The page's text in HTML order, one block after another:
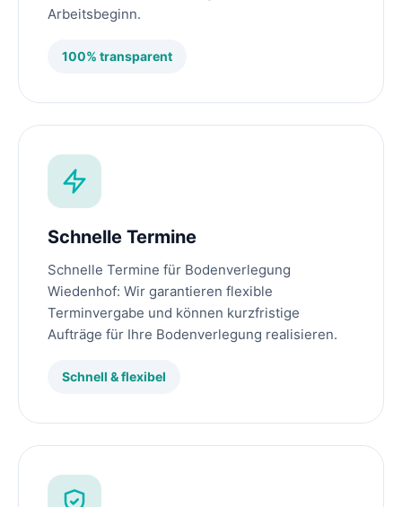
Arbeitsbeginn.
100% transparent
Schnelle Termine
Schnelle Termine für Bodenverlegung
Wiedenhof: Wir garantieren flexible
Terminvergabe und können kurzfristige
Aufträge für Ihre Bodenverlegung realisieren.
Schnell & flexibel